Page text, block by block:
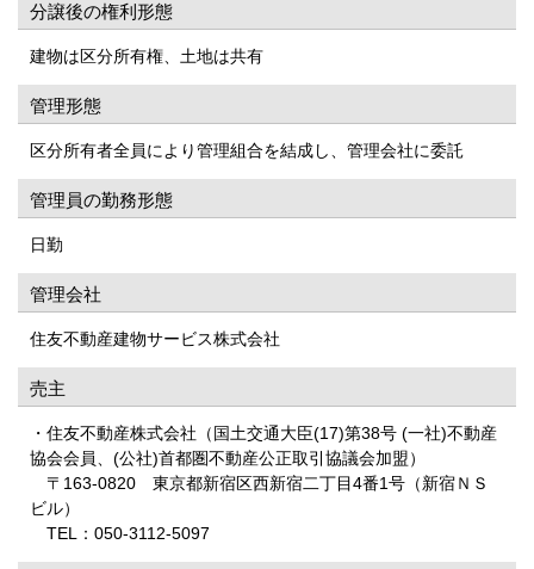
分譲後の権利形態
建物は区分所有権、土地は共有
管理形態
区分所有者全員により管理組合を結成し、管理会社に委託
管理員の勤務形態
日勤
管理会社
住友不動産建物サービス株式会社
売主
・住友不動産株式会社（国土交通大臣(17)第38号 (一社)不動産
協会会員、(公社)首都圏不動産公正取引協議会加盟）
〒163‐0820 東京都新宿区西新宿二丁目4番1号（新宿ＮＳ
ビル）
TEL：050-3112-5097